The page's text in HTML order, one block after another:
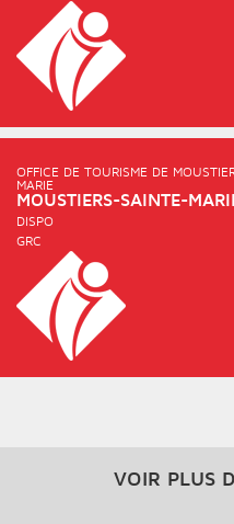
OFFICE DE TOURISME DE
MARIE
MOUSTIERS-SAINTE-
DISPO
GRC
VOIR PLUS